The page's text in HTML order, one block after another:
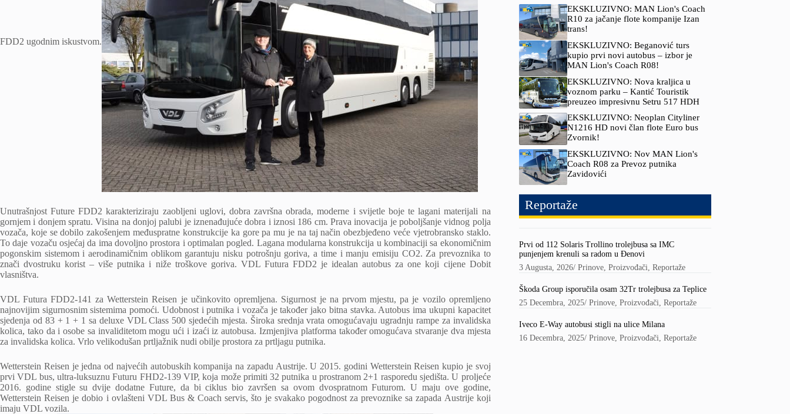
FDD2 ugodnim iskustvom.
Unutrašnjost Future FDD2 karakteriziraju zaobljeni uglovi, dobra završna obrada, moderne i svijetle boje te lagani materijali na
gornjem i donjem spratu. Visina na donjoj palubi je iznenađujuće dobra i iznosi 186 cm. Prava inovacija je poboljšanje vidnog polja
vozača, koje se dobilo zakošenjem međuspratne konstrukcije ka gore pa mu je na taj način obezbjeđeno veće vjetrobransko staklo.
To daje vozaču osjećaj da ima dovoljno prostora i optimalan pogled. Lagana modularna konstrukcija u kombinaciji sa ekonomičnim
pogonskim sistemom i aerodinamičnim oblikom garantuju nisku potrošnju goriva, a time i manju emisiju CO2. Za prevoznika to
znači dvostruku korist – više putnika i niže troškove goriva. VDL Futura FDD2 je idealan autobus za one koji cijene Dobit
vlasništva.
VDL Futura FDD2-141 za Wetterstein Reisen je učinkovito opremljena. Sigurnost je na prvom mjestu, pa je vozilo opremljeno
najnovijim sigurnosnim sistemima pomoći. Udobnost i putnika i vozača je također jako bitna stavka. Autobus ima ukupni kapacitet
sjedenja od 83 + 1 + 1 sa deluxe VDL Class 500 sjedećih mjesta. Široka srednja vrata omogućavaju ugradnju rampe za invalidska
kolica, tako da i osobe sa invaliditetom mogu ući i izaći iz autobusa. Izmjenjiva platforma također omogućava stvaranje dva mjesta
za invalidska kolica. Vrlo velikodušan prtljažnik nudi obilje prostora za prtljagu putnika.
Wetterstein Reisen je jedna od najvećih autobuskih kompanija na zapadu Austrije. U 2015. godini Wetterstein Reisen kupio je svoj
prvi VDL bus, ultra-luksuznu Futuru FHD2-139 VIP, koja može primiti 32 putnika u prostranom 2+1 rasporedu sjedišta. U proljeće
2016. godine stigle su dvije dodatne Future, da bi ciklus bio završen sa ovom dvospratnom Futurom. U maju ove godine,
Wetterstein Reisen je dobio i ovlašteni VDL Bus & Coach servis, što je svakako pogodnost za prevoznike sa zapada Austrije koji
imaju VDL vozila.
EKSKLUZIVNO: MAN Lion's Coach
R10 za jačanje flote kompanije Izan
trans!
EKSKLUZIVNO: Beganović turs
kupio prvi novi autobus – izbor je
MAN Lion's Coach R08!
EKSKLUZIVNO: Nova kraljica u
voznom parku – Kantić Touristik
preuzeo impresivnu Setru 517 HDH
EKSKLUZIVNO: Neoplan Cityliner
N1216 HD novi član flote Euro bus
Zvornik!
EKSKLUZIVNO: Nov MAN Lion's
Coach R08 za Prevoz putnika
Zavidovići
Reportaže
Prvi od 112 Solaris Trollino trolejbusa sa IMC
punjenjem krenuli sa radom u Đenovi
3 Augusta, 2026/Prinove,Proizvođači,Reportaže
Škoda Group isporučila osam 32Tr trolejbusa za Teplice
25 Decembra, 2025/Prinove,Proizvođači,Reportaže
Iveco E-Way autobusi stigli na ulice Milana
16 Decembra, 2025/Prinove,Proizvođači,Reportaže